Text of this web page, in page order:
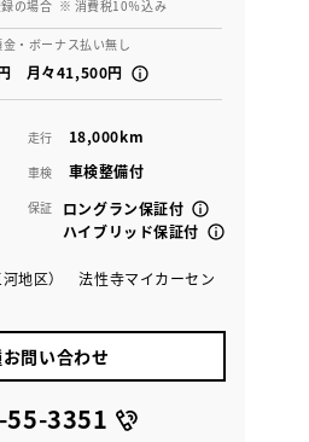
の場合 ※ 消費税10％込み
・ボーナス払い無し
月々41,500円
走行 18,000km
車検 車検整備付
保証
ロングラン保証付
ハイブリッド保証付
河地区） 法性寺マイカーセン
問い合わせ
3351